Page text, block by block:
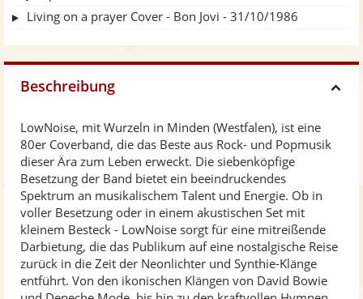
Living on a prayer Cover - Bon Jovi - 31/10/1986
Beschreibung
LowNoise, mit Wurzeln in Minden (Westfalen), ist eine
80er Coverband, die das Beste aus Rock- und Popmusik
dieser Ära zum Leben erweckt. Die siebenköpfige
Besetzung der Band bietet ein beeindruckendes
Spektrum an musikalischem Talent und Energie. Ob in
voller Besetzung oder in einem akustischen Set mit
kleinem Besteck - LowNoise sorgt für eine mitreißende
Darbietung, die das Publikum auf eine nostalgische Reise
zurück in die Zeit der Neonlichter und Synthie-Klänge
entführt. Von den ikonischen Klängen von David Bowie